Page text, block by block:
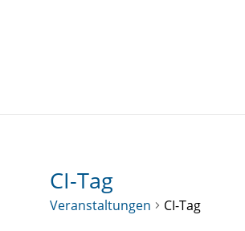
CI-Tag
Veranstaltungen CI-Tag